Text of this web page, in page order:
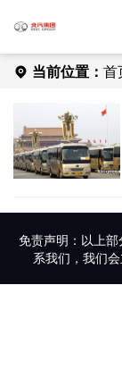
当前位置： 首
免责声明：以上
系我们，我们